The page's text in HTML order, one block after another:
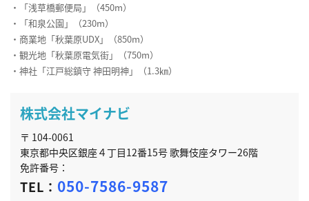
・「浅草橋郵便局」（450m）
・「和泉公園」（230m）
・商業地「秋葉原UDX」（850m）
・観光地「秋葉原電気街」（750m）
・神社「江戸総鎮守 神田明神」（1.3㎞）
株式会社マイナビ
〒 104-0061
東京都中央区銀座４丁目12番15号 歌舞伎座タワー26階
免許番号：
TEL： 050-7586-9587